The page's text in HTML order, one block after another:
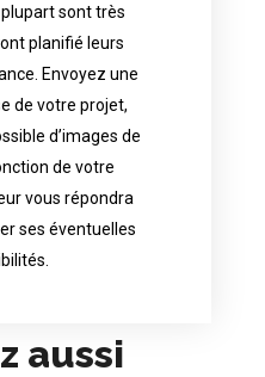
sont très
planifié leurs
Envoyez une
de votre projet,
d’images de
de votre
vous répondra
ses éventuelles
artist of your
are in great
Send an
of your project, if
with reference
your request, the
to tell you his
aussi